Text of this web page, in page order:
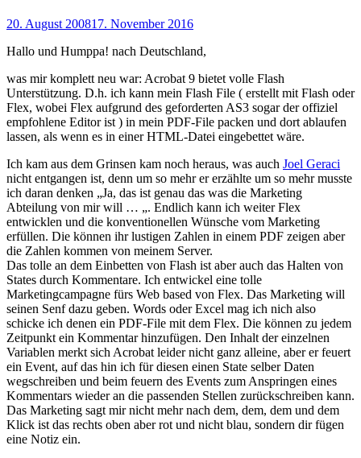
20. August 200817. November 2016
Hallo und Humppa! nach Deutschland,
was mir komplett neu war: Acrobat 9 bietet volle Flash
Unterstützung. D.h. ich kann mein Flash File ( erstellt mit Flash oder
Flex, wobei Flex aufgrund des geforderten AS3 sogar der offiziel
empfohlene Editor ist ) in mein PDF-File packen und dort ablaufen
lassen, als wenn es in einer HTML-Datei eingebettet wäre.
Ich kam aus dem Grinsen kam noch heraus, was auch Joel Geraci
nicht entgangen ist, denn um so mehr er erzählte um so mehr musste
ich daran denken „Ja, das ist genau das was die Marketing
Abteilung von mir will … „. Endlich kann ich weiter Flex
entwicklen und die konventionellen Wünsche vom Marketing
erfüllen. Die können ihr lustigen Zahlen in einem PDF zeigen aber
die Zahlen kommen von meinem Server.
Das tolle an dem Einbetten von Flash ist aber auch das Halten von
States durch Kommentare. Ich entwickel eine tolle
Marketingcampagne fürs Web based von Flex. Das Marketing will
seinen Senf dazu geben. Words oder Excel mag ich nich also
schicke ich denen ein PDF-File mit dem Flex. Die können zu jedem
Zeitpunkt ein Kommentar hinzufügen. Den Inhalt der einzelnen
Variablen merkt sich Acrobat leider nicht ganz alleine, aber er feuert
ein Event, auf das hin ich für diesen einen State selber Daten
wegschreiben und beim feuern des Events zum Anspringen eines
Kommentars wieder an die passenden Stellen zurückschreiben kann.
Das Marketing sagt mir nicht mehr nach dem, dem, dem und dem
Klick ist das rechts oben aber rot und nicht blau, sondern dir fügen
eine Notiz ein.